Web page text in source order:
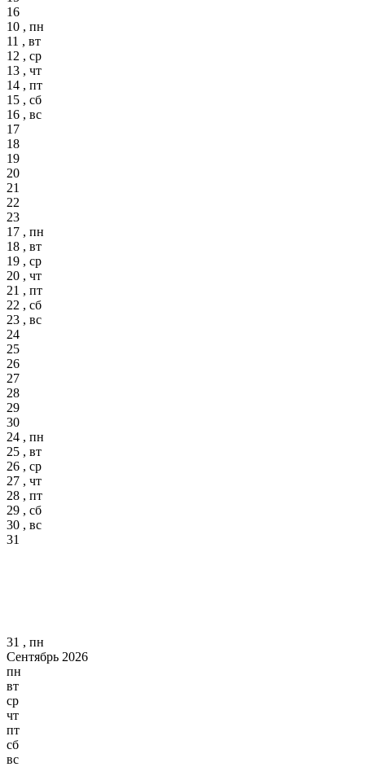
16
10 , пн
11 , вт
12 , ср
13 , чт
14 , пт
15 , сб
16 , вс
17
18
19
20
21
22
23
17 , пн
18 , вт
19 , ср
20 , чт
21 , пт
22 , сб
23 , вс
24
25
26
27
28
29
30
24 , пн
25 , вт
26 , ср
27 , чт
28 , пт
29 , сб
30 , вс
31
31 , пн
Сентябрь 2026
пн
вт
ср
чт
пт
сб
вс